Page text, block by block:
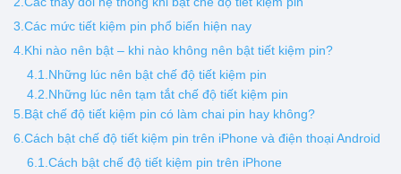
3.Các mức tiết kiệm pin phổ biến hiện nay
4.Khi nào nên bật – khi nào không nên bật tiết kiệm pin?
4.1.Những lúc nên bật chế độ tiết kiệm pin
4.2.Những lúc nên tạm tắt chế độ tiết kiệm pin
5.Bật chế độ tiết kiệm pin có làm chai pin hay không?
6.Cách bật chế độ tiết kiệm pin trên iPhone và điện thoại Android
6.1.Cách bật chế độ tiết kiệm pin trên iPhone